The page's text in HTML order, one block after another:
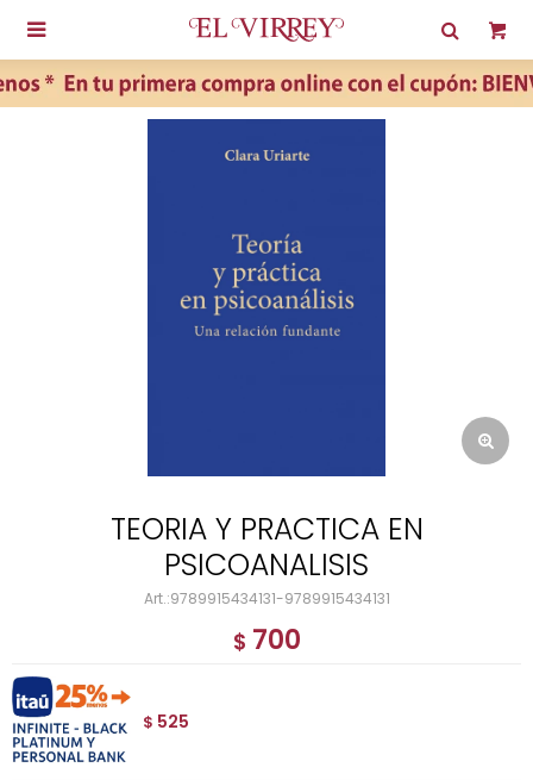

TEORIA Y PRACTICA EN
PSICOANALISIS
9789915434131-9789915434131
$ 700
$ 525